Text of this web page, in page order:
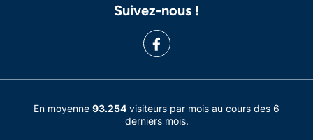
Suivez-nous !
En moyenne 93.254 visiteurs par mois au cours des 6
derniers mois.